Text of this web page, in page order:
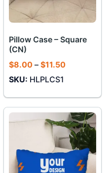
Pillow Case – Square
(CN)
$8.00 – $11.50Khoảng
đến
SKU: HLPLCS1